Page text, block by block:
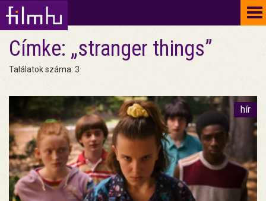
Címke: „stranger things”
Találatok száma: 3
hír